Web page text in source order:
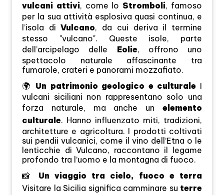
vulcani attivi, come lo Stromboli, famoso
per la sua attività esplosiva quasi continua, e
l’isola diVulcano, da cui deriva il termine
stesso "vulcano". Queste isole, parte
dell’arcipelago delle Eolie, offrono uno
spettacolo naturale affascinante tra
fumarole, crateri e panorami mozzafiato.
🌍 Un patrimonio geologico e culturale I
vulcani siciliani non rappresentano solo una
forza naturale, ma anche un elemento
culturale. Hanno influenzato miti, tradizioni,
architetture e agricoltura. I prodotti coltivati
sui pendii vulcanici, come il vino dell’Etna o le
lenticchie di Vulcano, raccontano il legame
profondo tra l’uomo e la montagna di fuoco.
📸 Un viaggio tra cielo, fuoco e terra
Visitare la Sicilia significa camminare su terre